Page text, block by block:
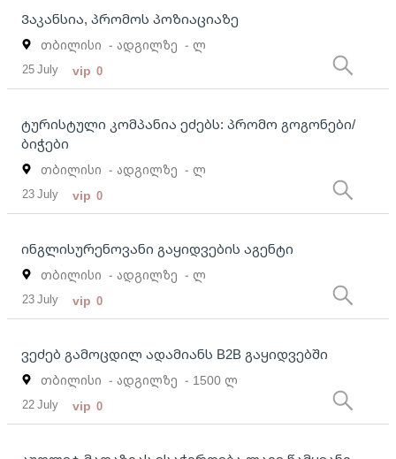
Ვაკანსია, პრომოს პოზიაციაზე
თბილისი - ადგილზე - ლ
25 July vip 0
ტურისტული კომპანია ეძებს: პრომო გოგონები/
ბიჭები
თბილისი - ადგილზე - ლ
23 July vip 0
ინგლისურენოვანი გაყიდვების აგენტი
თბილისი - ადგილზე - ლ
23 July vip 0
ვეძებ გამოცდილ ადამიანს B2B გაყიდვებში
თბილისი - ადგილზე - 1500 ლ
22 July vip 0